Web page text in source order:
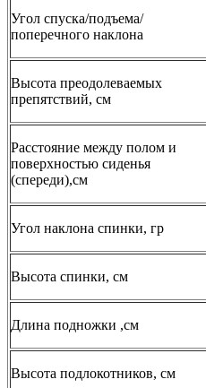
Угол спуска/подъема/
поперечного наклона
Высота преодолеваемых
препятствий, см
Расстояние между полом и
поверхностью сиденья
(спереди),см
Угол наклона спинки, гр
Высота спинки, см
Длина подножки ,см
Высота подлокотников, см